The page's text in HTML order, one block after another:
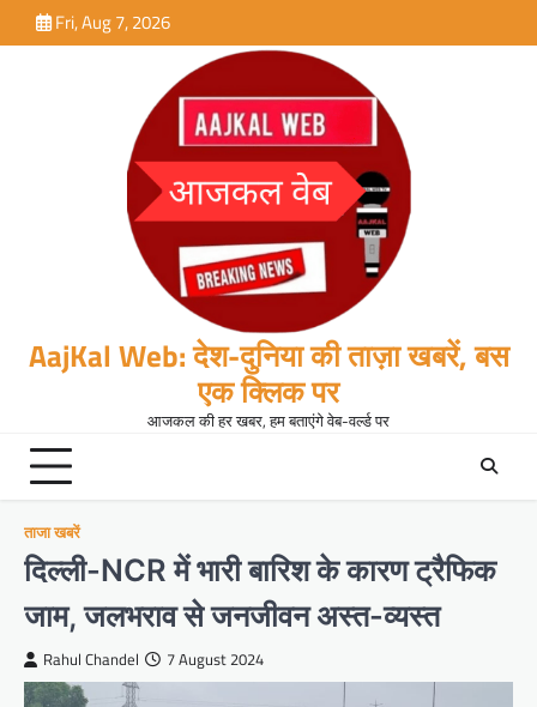
to
Fri, Aug 7, 2026
AajKal Web: देश-दुनिया की ताज़ा खबरें, बस
एक क्लिक पर
आजकल की हर खबर, हम बताएंगे वेब-वर्ल्ड पर
ताजा खबरें
दिल्ली-NCR में भारी बारिश के कारण ट्रैफिक
जाम, जलभराव से जनजीवन अस्त-व्यस्त
Rahul Chandel 7 August 2024